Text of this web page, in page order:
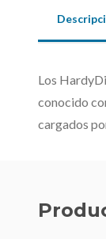
Los
conocido
cargados